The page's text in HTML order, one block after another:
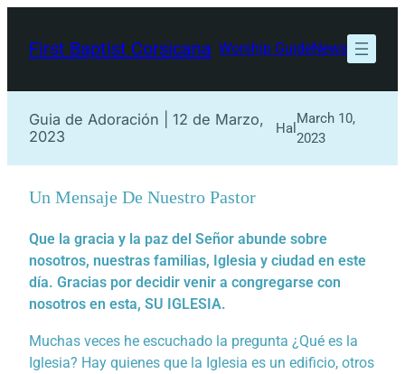
content
First Baptist Corsicana Worship GuideNews
Guia de Adoración | 12 de Marzo,
2023
Hal
March 10,
2023
Un Mensaje De Nuestro Pastor
Que la gracia y la paz del Señor abunde sobre
nosotros, nuestras familias, Iglesia y ciudad en este
día. Gracias por decidir venir a congregarse con
nosotros en esta, SU IGLESIA.
Muchas veces he escuchado la pregunta ¿Qué es la
Iglesia? Hay quienes que la Iglesia es un edificio, otros